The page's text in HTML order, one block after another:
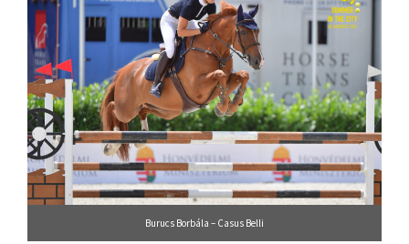
Burucs Borbála – Casus Belli